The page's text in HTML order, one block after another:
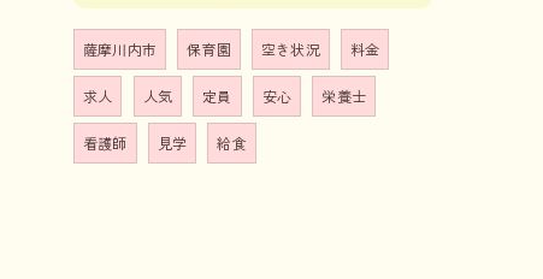
薩摩川内市 保育園 空き状況 料金
求人 人気 定員 安心 栄養士
看護師 見学 給食